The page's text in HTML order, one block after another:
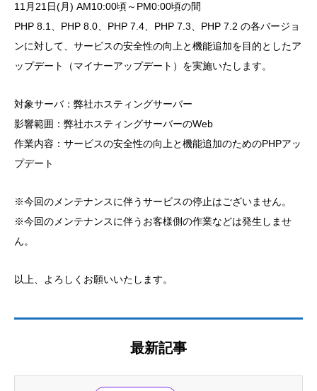
11月21日(月) AM10:00頃～PM0:00頃の間
PHP 8.1、PHP 8.0、PHP 7.4、PHP 7.3、PHP 7.2 の各バージョ
ンに対して、サービスの安全性の向上と機能追加を目的としたア
ップデート（マイナーアップデート）を実施いたします。
対象サーバ：弊社ホスティングサーバー
影響範囲：弊社ホスティングサーバーのWeb
作業内容：サービスの安全性の向上と機能追加のためのPHPアッ
プデート
※今回のメンテナンスに伴うサービスの停止はございません。
※今回のメンテナンスに伴うお客様側の作業などは発生しませ
ん。
以上、よろしくお願いいたします。
最新記事